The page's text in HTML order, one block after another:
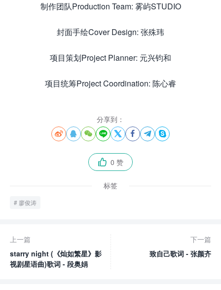
制作团队Production Team: 雾屿STUDIO
封面手绘Cover Design: 张殊玮
项目策划Project Planner: 元兴钧和
项目统筹Project Coordination: 陈心睿
分享到：
       
 0 赞
标签
廖俊涛
上一篇
starry night (《灿如繁星》影
视剧星语曲)歌词 - 段奥娟
下一篇
致自己歌词 - 张颜齐